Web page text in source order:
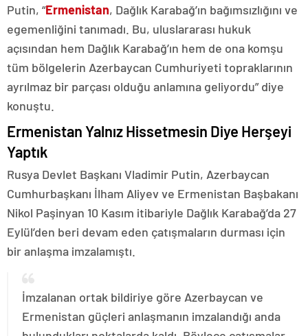
Putin, “Ermenistan, Dağlık Karabağ’ın bağımsızlığını ve
egemenliğini tanımadı. Bu, uluslararası hukuk
açısından hem Dağlık Karabağ’ın hem de ona komşu
tüm bölgelerin Azerbaycan Cumhuriyeti topraklarının
ayrılmaz bir parçası olduğu anlamına geliyordu” diye
konuştu.
Ermenistan Yalnız Hissetmesin Diye Herşeyi
Yaptık
Rusya Devlet Başkanı Vladimir Putin, Azerbaycan
Cumhurbaşkanı İlham Aliyev ve Ermenistan Başbakanı
Nikol Paşinyan 10 Kasım itibariyle Dağlık Karabağ’da 27
Eylül’den beri devam eden çatışmaların durması için
bir anlaşma imzalamıştı.
İmzalanan ortak bildiriye göre Azerbaycan ve
Ermenistan güçleri anlaşmanın imzalandığı anda